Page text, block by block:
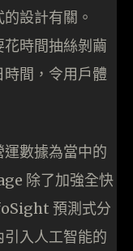
設計有關。
花時間抽絲剝繭
間，令用戶體
數據為當中的
除了加強全快
預測式分
入人工智能的